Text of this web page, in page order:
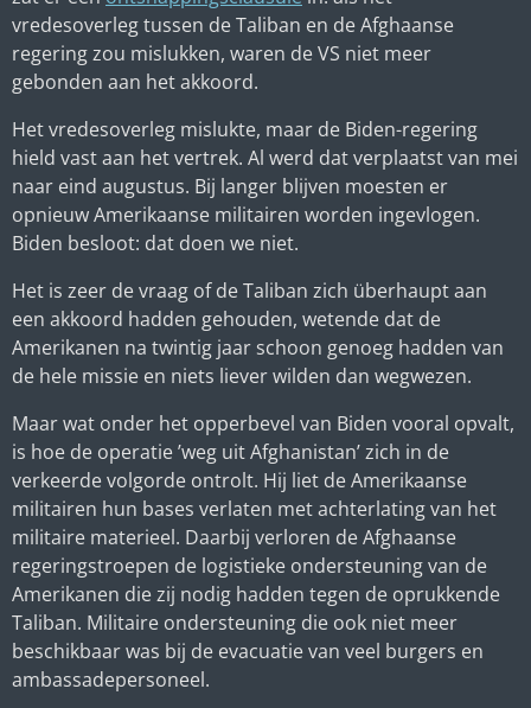
vredesoverleg tussen de Taliban en de Afghaanse
regering zou mislukken, waren de VS niet meer
gebonden aan het akkoord.
Het vredesoverleg mislukte, maar de Biden-regering
hield vast aan het vertrek. Al werd dat verplaatst van mei
naar eind augustus. Bij langer blijven moesten er
opnieuw Amerikaanse militairen worden ingevlogen.
Biden besloot: dat doen we niet.
Het is zeer de vraag of de Taliban zich überhaupt aan
een akkoord hadden gehouden, wetende dat de
Amerikanen na twintig jaar schoon genoeg hadden van
de hele missie en niets liever wilden dan wegwezen.
Maar wat onder het opperbevel van Biden vooral opvalt,
is hoe de operatie ’weg uit Afghanistan’ zich in de
verkeerde volgorde ontrolt. Hij liet de Amerikaanse
militairen hun bases verlaten met achterlating van het
militaire materieel. Daarbij verloren de Afghaanse
regeringstroepen de logistieke ondersteuning van de
Amerikanen die zij nodig hadden tegen de oprukkende
Taliban. Militaire ondersteuning die ook niet meer
beschikbaar was bij de evacuatie van veel burgers en
ambassadepersoneel.